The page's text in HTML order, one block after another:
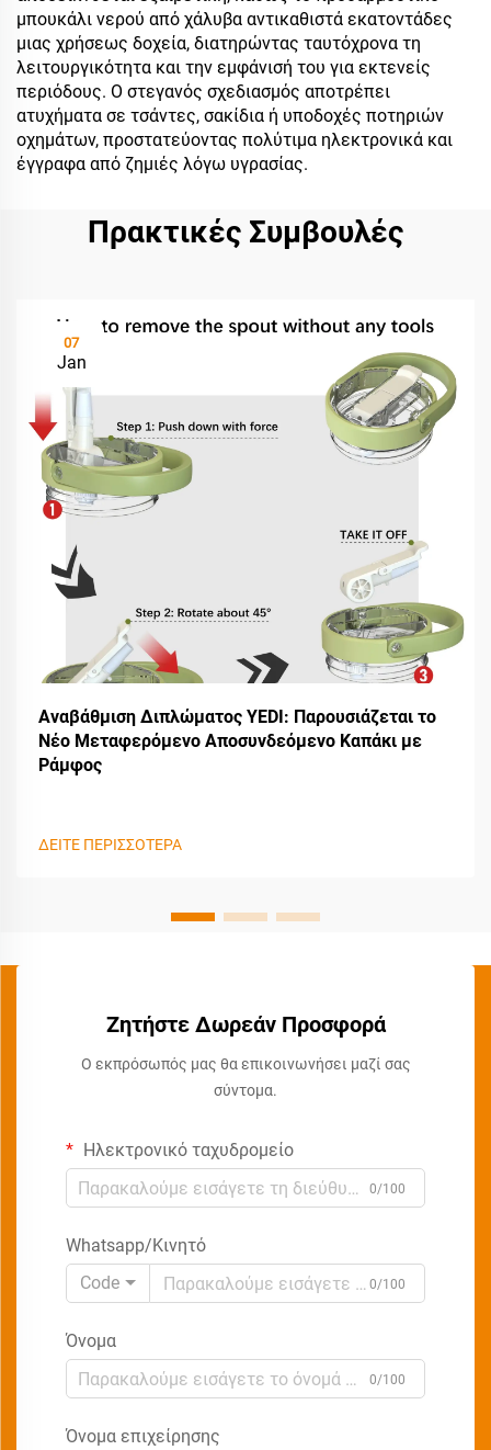
μπουκάλι νερού από χάλυβα αντικαθιστά εκατοντάδες
μιας χρήσεως δοχεία, διατηρώντας ταυτόχρονα τη
λειτουργικότητα και την εμφάνισή του για εκτενείς
περιόδους. Ο στεγανός σχεδιασμός αποτρέπει
ατυχήματα σε τσάντες, σακίδια ή υποδοχές ποτηριών
οχημάτων, προστατεύοντας πολύτιμα ηλεκτρονικά και
έγγραφα από ζημιές λόγω υγρασίας.
Πρακτικές Συμβουλές
07
Jan
Αναβάθμιση Διπλώματος YEDI: Παρουσιάζεται το
Νέο Μεταφερόμενο Αποσυνδεόμενο Καπάκι με
Ράμφος
ΔΕΙΤΕ ΠΕΡΙΣΣΟΤΕΡΑ
Ζητήστε Δωρεάν Προσφορά
Ο εκπρόσωπός μας θα επικοινωνήσει μαζί σας
σύντομα.
Ηλεκτρονικό ταχυδρομείο
0/100
Whatsapp/Κινητό
Code
0/100
Όνομα
0/100
Όνομα επιχείρησης